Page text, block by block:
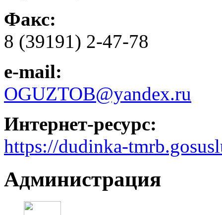
Факс:
8 (39191) 2-47-78
e-mail:
OGUZTOB@yandex.ru
Интернет-ресурс:
https://dudinka-
Администрация